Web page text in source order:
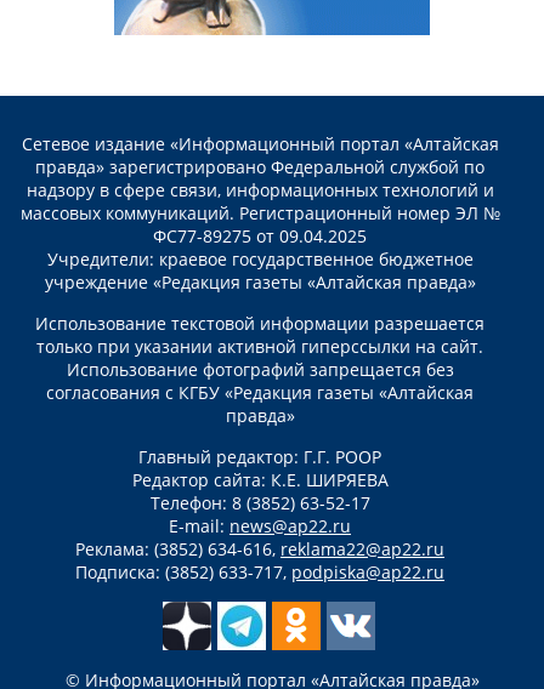
Сетевое издание «Информационный портал «Алтайская
правда» зарегистрировано Федеральной службой по
надзору в сфере связи, информационных технологий и
массовых коммуникаций. Регистрационный номер ЭЛ №
ФС77-89275 от 09.04.2025
Учредители: краевое государственное бюджетное
учреждение «Редакция газеты «Алтайская правда»
Использование текстовой информации разрешается
только при указании активной гиперссылки на сайт.
Использование фотографий запрещается без
согласования с КГБУ «Редакция газеты «Алтайская
правда»
Главный редактор: Г.Г. РООР
Редактор сайта: К.Е. ШИРЯЕВА
Телефон: 8 (3852) 63-52-17
E-mail: news@ap22.ru
Реклама: (3852) 634-616, reklama22@ap22.ru
Подписка: (3852) 633-717, podpiska@ap22.ru
© Информационный портал «Алтайская правда»